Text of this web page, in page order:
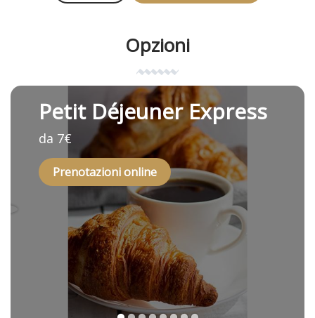
Opzioni
Petit Déjeuner Express
da 7€
Prenotazioni online
1 2 3 4 5 6 7 8